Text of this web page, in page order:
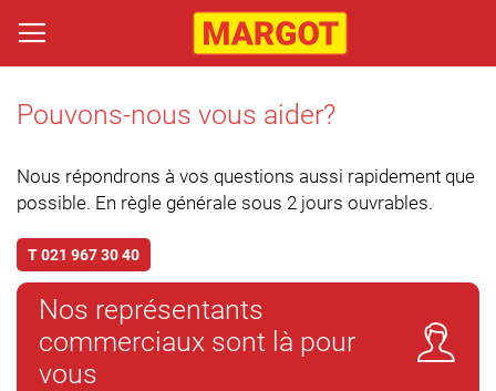
Pouvons-nous vous aider?
Nous répondrons à vos questions aussi rapidement que
possible. En règle générale sous 2 jours ouvrables.
T 021 967 30 40
Nos représentants
commerciaux sont là pour
vous